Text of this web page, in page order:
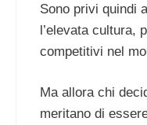
Sono privi quindi
l’elevata cultura,
competitivi nel
Ma allora chi
meritano di